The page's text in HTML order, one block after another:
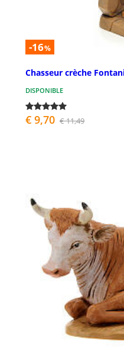
-16%
Chasseur crèche
DISPONIBLE
€ 9,70 € 11,49